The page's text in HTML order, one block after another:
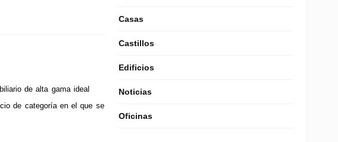
de alta gama ideal
de categoría en el que se
Casas
Castillos
Edificios
Noticias
Oficinas